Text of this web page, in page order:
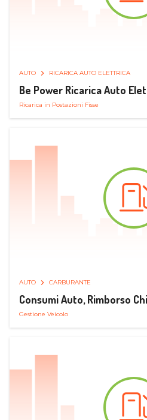
AUTO RICARICA AUTO ELETTRICA
Be Power Ricarica Auto
Ricarica in Postazioni Fisse
AUTO CARBURANTE
Consumi Auto, Rimborso
Gestione Veicolo